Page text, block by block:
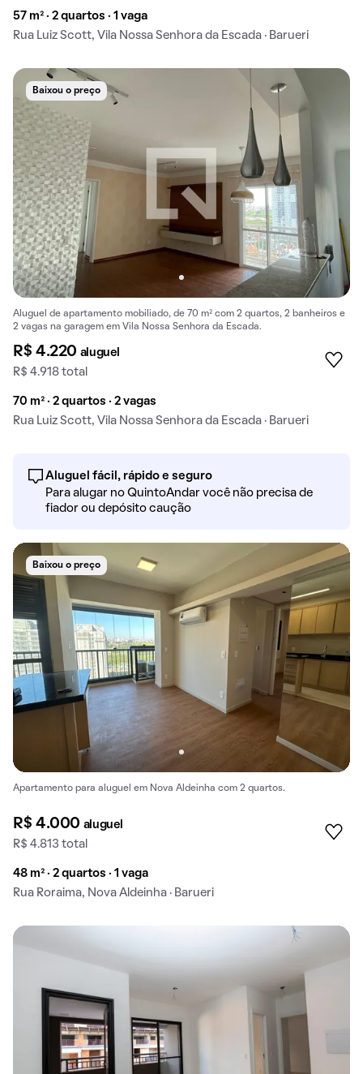
57 m² · 2 quartos · 1 vaga
Rua Luiz Scott, Vila Nossa Senhora da Escada · Barueri
Baixou o preço
Aluguel de apartamento mobiliado, de 70 m² com 2 quartos, 2 banheiros e
2 vagas na garagem em Vila Nossa Senhora da Escada.
R$ 4.220 aluguel
R$ 4.918 total
70 m² · 2 quartos · 2 vagas
Rua Luiz Scott, Vila Nossa Senhora da Escada · Barueri
Aluguel fácil, rápido e seguro
Para alugar no QuintoAndar você não precisa de
fiador ou depósito caução
Baixou o preço
Apartamento para aluguel em Nova Aldeinha com 2 quartos.
R$ 4.000 aluguel
R$ 4.813 total
48 m² · 2 quartos · 1 vaga
Rua Roraima, Nova Aldeinha · Barueri